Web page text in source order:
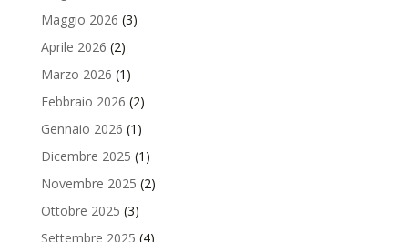
Maggio 2026 (3)
Aprile 2026 (2)
Marzo 2026 (1)
Febbraio 2026 (2)
Gennaio 2026 (1)
Dicembre 2025 (1)
Novembre 2025 (2)
Ottobre 2025 (3)
Settembre 2025 (4)